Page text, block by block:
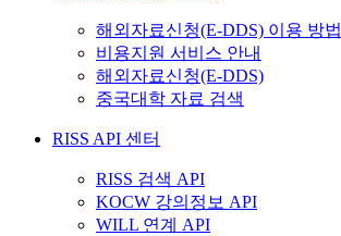
해외자료신청(E-DDS) 이용 방법
비용지원 서비스 안내
해외자료신청(E-DDS)
중국대학 자료 검색
RISS API 센터
RISS 검색 API
KOCW 강의정보 API
WILL 연계 API